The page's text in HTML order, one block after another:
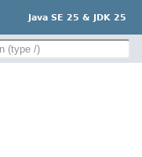
Java SE 25 & JDK 25